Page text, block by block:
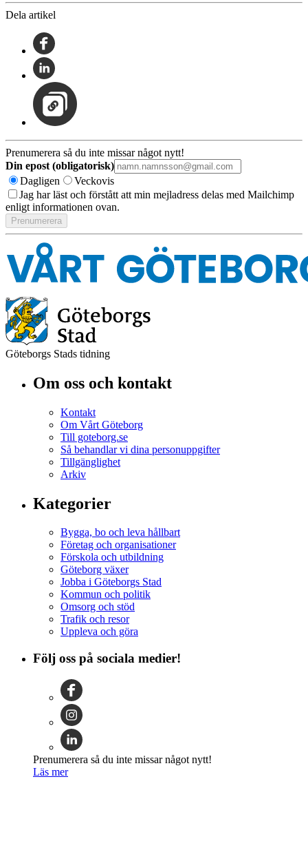
Dela artikel
Prenumerera så du inte missar något nytt!
Din epost (obligatorisk)
Dagligen
Veckovis
Jag har läst och förstått att min mejladress delas med Mailchimp
enligt informationen ovan.
Göteborgs Stads tidning
Om oss och kontakt
Kontakt
Om Vårt Göteborg
Till goteborg.se
Så behandlar vi dina personuppgifter
Tillgänglighet
Arkiv
Kategorier
Bygga, bo och leva hållbart
Företag och organisationer
Förskola och utbildning
Göteborg växer
Jobba i Göteborgs Stad
Kommun och politik
Omsorg och stöd
Trafik och resor
Uppleva och göra
Följ oss på sociala medier!
Prenumerera så du inte missar något nytt!
Läs mer